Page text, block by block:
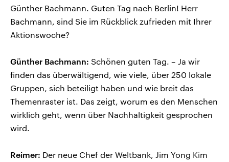
Günther Bachmann. Guten Tag nach Berlin! Herr
Bachmann, sind Sie im Rückblick zufrieden mit Ihrer
Aktionswoche?
Günther Bachmann: Schönen guten Tag. – Ja wir
finden das überwältigend, wie viele, über 250 lokale
Gruppen, sich beteiligt haben und wie breit das
Themenraster ist. Das zeigt, worum es den Menschen
wirklich geht, wenn über Nachhaltigkeit gesprochen
wird.
Reimer: Der neue Chef der Weltbank, Jim Yong Kim